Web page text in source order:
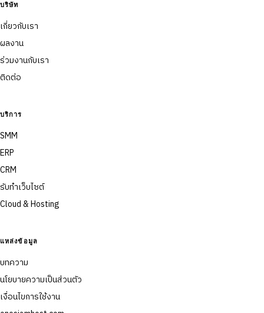
บริษัท
เกี่ยวกับเรา
ผลงาน
ร่วมงานกับเรา
ติดต่อ
บริการ
SMM
ERP
CRM
รับทำเว็บไซต์
Cloud & Hosting
แหล่งข้อมูล
บทความ
นโยบายความเป็นส่วนตัว
เงื่อนไขการใช้งาน